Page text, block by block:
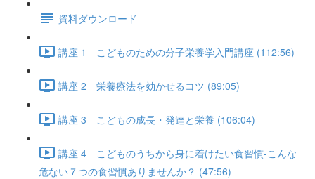
資料ダウンロード
講座 1 ​こどものための分子栄養学入門講座 (112:56)
講座 2 栄養療法を効かせるコツ (89:05)
講座 3 こどもの成長・発達と栄養 (106:04)
講座 4 こどものうちから身に着けたい食習慣-こんな
危ない７つの食習慣ありませんか？ (47:56)